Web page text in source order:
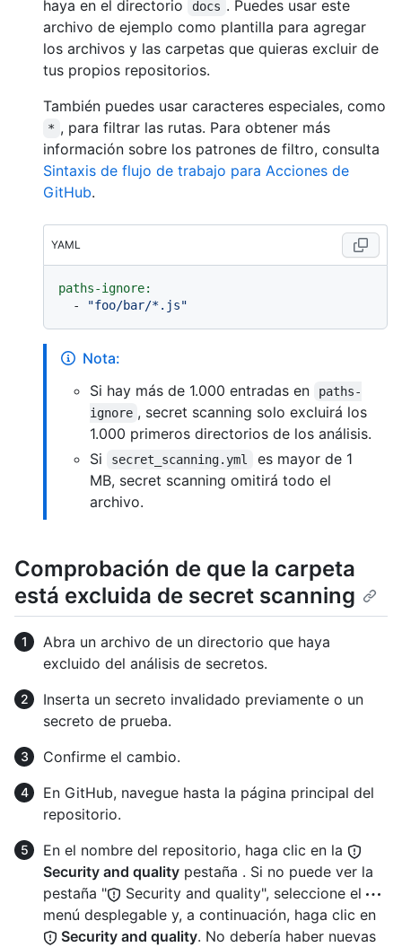
haya en el directorio docs . Puedes usar este
archivo de ejemplo como plantilla para agregar
los archivos y las carpetas que quieras excluir de
tus propios repositorios.
También puedes usar caracteres especiales, como
* , para filtrar las rutas. Para obtener más
información sobre los patrones de filtro, consulta
Sintaxis de flujo de trabajo para Acciones de
GitHub.
YAML
paths-ignore:
-
"foo/bar/*.js"
Nota:
Si hay más de 1.000 entradas en
paths-
ignore , secret scanning solo excluirá los
1.000 primeros directorios de los análisis.
Si
secret_scanning.yml
es mayor de 1
MB, secret scanning omitirá todo el
archivo.
Comprobación de que la carpeta
está excluida de secret scanning
Abra un archivo de un directorio que haya
excluido del análisis de secretos.
Inserta un secreto invalidado previamente o un
secreto de prueba.
Confirme el cambio.
En GitHub, navegue hasta la página principal del
repositorio.
En el nombre del repositorio, haga clic en la
Security and quality pestaña . Si no puede ver la
pestaña "
Security and quality", seleccione el
menú desplegable y, a continuación, haga clic en
Security and quality. No debería haber nuevas